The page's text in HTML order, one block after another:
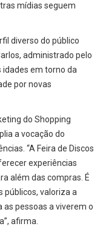
mídias seguem
diverso do público
administrado pelo
idades em torno da
por novas
do Shopping
a vocação do
“A Feira de Discos
experiências
além das compras. É
públicos, valoriza a
pessoas a viverem o
afirma.